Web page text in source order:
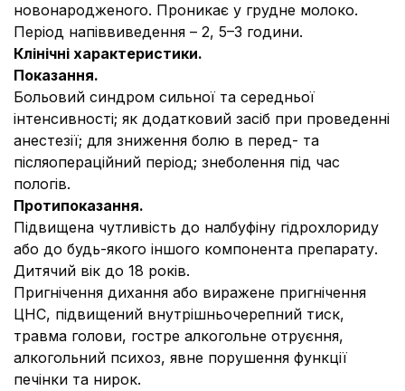
новонародженого. Проникає у грудне молоко.
Період напіввиведення – 2, 5–3 години.
Клінічні характеристики.
Показання.
Больовий синдром сильної та середньої
інтенсивності; як додатковий засіб при проведенні
анестезії; для зниження болю в перед- та
післяопераційний період; знеболення під час
пологів.
Протипоказання.
Підвищена чутливість до налбуфіну гідрохлориду
або до будь-якого іншого компонента препарату.
Дитячий вік до 18 років.
Пригнічення дихання або виражене пригнічення
ЦНС, підвищений внутрішньочерепний тиск,
травма голови, гостре алкогольне отруєння,
алкогольний психоз, явне порушення функції
печінки та нирок.